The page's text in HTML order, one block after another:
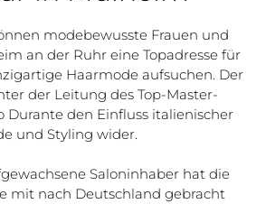
modebewusste Frauen und
an der Ruhr eine Topadresse für
Haarmode aufsuchen. Der
der Leitung des Top-Master-
Durante den Einfluss italienischer
und Styling wider.
Saloninhaber hat die
mit nach Deutschland gebracht